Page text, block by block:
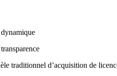
dynamique
traditionnel d’acquisition de